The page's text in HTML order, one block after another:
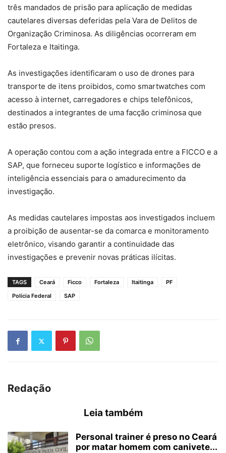
três mandados de prisão para aplicação de medidas
cautelares diversas deferidas pela Vara de Delitos de
Organização Criminosa. As diligências ocorreram em
Fortaleza e Itaitinga.
As investigações identificaram o uso de drones para
transporte de itens proibidos, como smartwatches com
acesso à internet, carregadores e chips telefônicos,
destinados a integrantes de uma facção criminosa que
estão presos.
A operação contou com a ação integrada entre a FICCO e a
SAP, que forneceu suporte logístico e informações de
inteligência essenciais para o amadurecimento da
investigação.
As medidas cautelares impostas aos investigados incluem
a proibição de ausentar-se da comarca e monitoramento
eletrônico, visando garantir a continuidade das
investigações e prevenir novas práticas ilícitas.
TAGS Ceará Ficco Fortaleza Itaitinga
PF
Polícia Federal
SAP
Redação
Leia também
Personal trainer é preso no Ceará
por matar homem com canivete...